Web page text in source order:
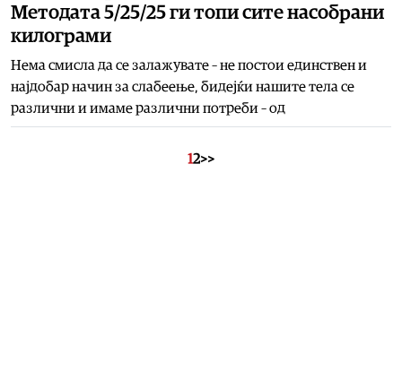
Методата 5/25/25 ги топи сите насобрани
килограми
Нема смисла да се залажувате – не постои единствен и
најдобар начин за слабеење, бидејќи нашите тела се
различни и имаме различни потреби – од
12>>